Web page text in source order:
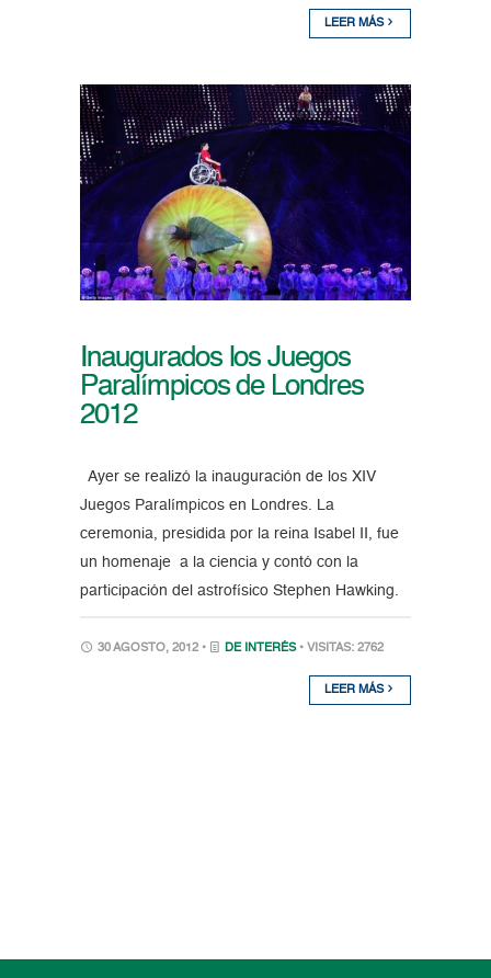
LEER MÁS
Inaugurados los Juegos
Paralímpicos de Londres
2012
Ayer se realizó la inauguración de los XIV
Juegos Paralímpicos en Londres. La
ceremonia, presidida por la reina Isabel II, fue
un homenaje a la ciencia y contó con la
participación del astrofísico Stephen Hawking.
30 AGOSTO, 2012 • DE INTERÉS • VISITAS: 2762
LEER MÁS